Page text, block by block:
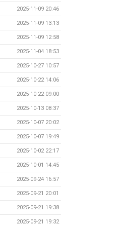
2025-11-09 20:46
2025-11-09 13:13
2025-11-09 12:58
2025-11-04 18:53
2025-10-27 10:57
2025-10-22 14:06
2025-10-22 09:00
2025-10-13 08:37
2025-10-07 20:02
2025-10-07 19:49
2025-10-02 22:17
2025-10-01 14:45
2025-09-24 16:57
2025-09-21 20:01
2025-09-21 19:38
2025-09-21 19:32